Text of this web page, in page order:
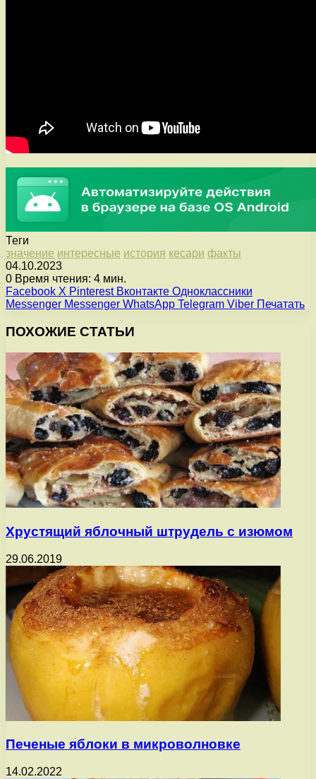
Теги
значение интересные история кесари факты
04.10.2023
0 Время чтения: 4 мин.
Facebook X Pinterest Вконтакте Одноклассники
Messenger Messenger WhatsApp Telegram Viber Печатать
ПОХОЖИЕ СТАТЬИ
Хрустящий яблочный штрудель с изюмом
29.06.2019
Печеные яблоки в микроволновке
14.02.2022